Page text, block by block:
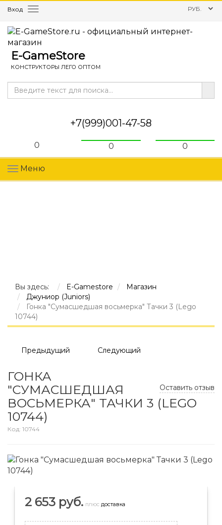
Меню
Вход
E-GameStore
КОНСТРУКТОРЫ ЛЕГО ОПТОМ
+7(999)001-47-58
0
0
0
Меню
Вы здесь: E-Gamestore
Магазин
Джуниор (Juniors)
Гонка "Сумасшедшая восьмерка" Тачки 3 (Lego
10744)
Предыдущий Следующий
Оставить отзыв
ГОНКА
"СУМАСШЕДШАЯ
ВОСЬМЕРКА" ТАЧКИ 3 (LEGO
10744)
Код: 10744
2 653 руб. плюс доставка